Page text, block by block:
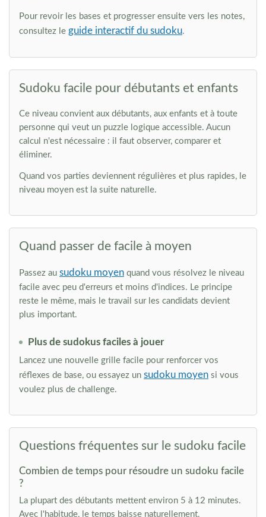
Pour revoir les bases et progresser ensuite vers les notes,
consultez le guide interactif du sudoku.
Sudoku facile pour débutants et enfants
Ce niveau convient aux débutants, aux enfants et à toute
personne qui veut un puzzle logique accessible. Aucun
calcul n'est nécessaire : il faut observer, comparer et
éliminer.
Quand vos parties deviennent régulières et plus rapides, le
niveau moyen est la suite naturelle.
Quand passer de facile à moyen
Passez au sudoku moyen quand vous résolvez le niveau
facile avec peu d'erreurs et moins d'indices. Le principe
reste le même, mais le travail sur les candidats devient
plus important.
Plus de sudokus faciles à jouer
Lancez une nouvelle grille facile pour renforcer vos
réflexes de base, ou essayez un sudoku moyen si vous
voulez plus de challenge.
Questions fréquentes sur le sudoku facile
Combien de temps pour résoudre un sudoku facile
?
La plupart des débutants mettent environ 5 à 12 minutes.
Avec l'habitude, le temps baisse naturellement.